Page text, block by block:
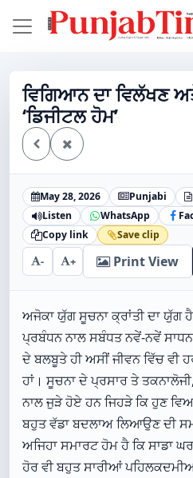
ਵਿਗਿਆਨ ਦਾ ਵਿਲੱਖਣ
‘ਡਿਜੀਟਲ ਹੋਮ’
May 28, 2026 Punjabi
Listen
WhatsApp
Copy link
Save clip
- + Print View
ਅਜੋਕਾ ਯੁੱਗ ਸੂਚਨਾ ਕ੍ਰਾਂਤੀ ਦਾ ਯੁੱਗ
ਪ੍ਰਬੰਧਨ ਨਾਲ ਸਬੰਧਤ ਨਵੇਂ-ਨਵੇਂ
ਦੇ ਬਲਬੂਤੇ ਹੀ ਅਸੀਂ ਜੀਵਨ ਵਿੱਚ ਵੀ
ਹਾਂ। ਸੂਚਨਾ ਦੇ ਪ੍ਰਸਾਰ ਤੇ
ਨਾਲ ਜੁੜੇ ਹੋਏ ਹਨ ਜਿਹੜੇ ਕਿ ਹੁਣ
ਬਹੁਤ ਵੱਡਾ ਬਦਲਾਅ ਲਿਆਉਣ ਦੀ
ਅਜਿਹਾ ਸਮਾਰਟ ਹੋਮ ਹੈ ਕਿ ਸਾਡਾ
ਹੋਰ ਵੀ ਬਹੁਤ ਸਾਰੀਆਂ